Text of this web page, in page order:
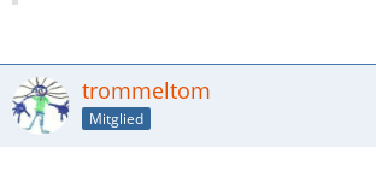
trommeltom
Mitglied